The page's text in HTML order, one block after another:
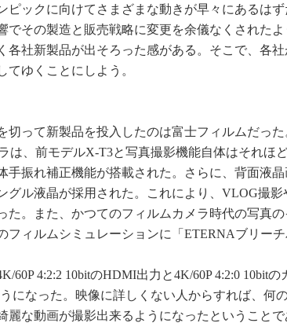
ピックに向けてさまざまな動きが早々にあるはず
でその製造と販売戦略に変更を余儀なくされた
各社新製品が出そろった感がある。そこで、各社
ゆくことにしよう。
切って新製品を投入したのは富士フィルムだった
は、前モデルX-T3と写真撮影機能自体はそれほ
手振れ補正機能が搭載された。さらに、背面液
グル液晶が採用された。これにより、VLOG撮影
た。また、かつてのフィルムカメラ時代の写真の
フィルムシミュレーションに「ETERNAブリーチ
60P 4:2:2 10bitのHDMI出力と4K/60P 4:2:0 10bitの
になった。映像に詳しくない人からすれば、何
麗な動画が撮影出来るようになったということで